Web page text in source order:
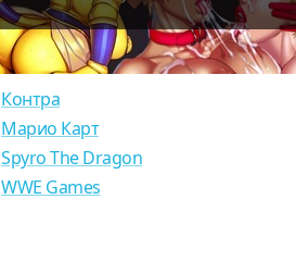
Контра
Марио Карт
Spyro The Dragon
WWE Games